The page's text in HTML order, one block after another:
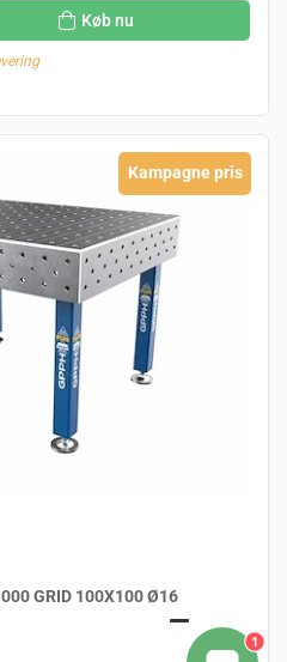
Køb nu
Kampagne pris
GRID 100X100 Ø16
1